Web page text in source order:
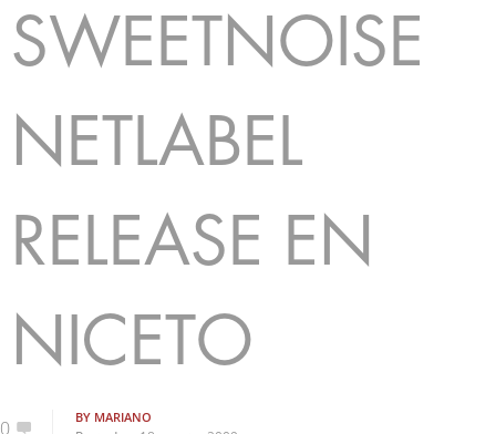
SWEETNOISE
NETLABEL
RELEASE EN
NICETO
0 BY MARIANO